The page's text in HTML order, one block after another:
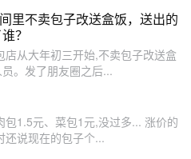
里不卖包子改送盒饭，送出的
？
从大年初三开始,不卖包子改送盒
。发了朋友圈之后...
1.5元、菜包1元,没过多... 涨价的
还说现在的包子个...